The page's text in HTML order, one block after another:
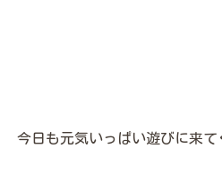
今日も元気いっぱい遊びに来て